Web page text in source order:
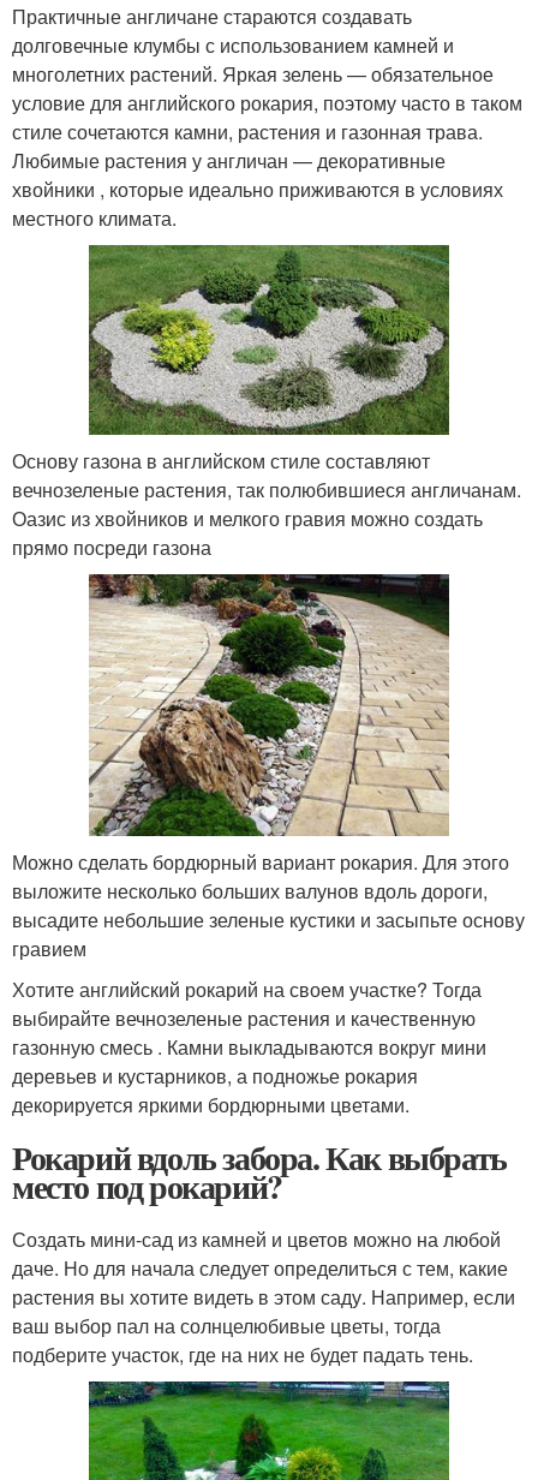
Практичные англичане стараются создавать
долговечные клумбы с использованием камней и
многолетних растений. Яркая зелень — обязательное
условие для английского рокария, поэтому часто в таком
стиле сочетаются камни, растения и газонная трава.
Любимые растения у англичан — декоративные
хвойники , которые идеально приживаются в условиях
местного климата.
Основу газона в английском стиле составляют
вечнозеленые растения, так полюбившиеся англичанам.
Оазис из хвойников и мелкого гравия можно создать
прямо посреди газона
Можно сделать бордюрный вариант рокария. Для этого
выложите несколько больших валунов вдоль дороги,
высадите небольшие зеленые кустики и засыпьте основу
гравием
Хотите английский рокарий на своем участке? Тогда
выбирайте вечнозеленые растения и качественную
газонную смесь . Камни выкладываются вокруг мини
деревьев и кустарников, а подножье рокария
декорируется яркими бордюрными цветами.
Рокарий вдоль забора. Как выбрать
место под рокарий?
Создать мини-сад из камней и цветов можно на любой
даче. Но для начала следует определиться с тем, какие
растения вы хотите видеть в этом саду. Например, если
ваш выбор пал на солнцелюбивые цветы, тогда
подберите участок, где на них не будет падать тень.